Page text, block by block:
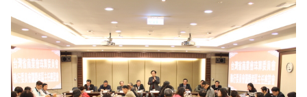
更有挑戰緊張極限的【名人獎金逐項賽】，選手須備有高程度的珠
心算能力，平常更要接受聽算訓練，才有..